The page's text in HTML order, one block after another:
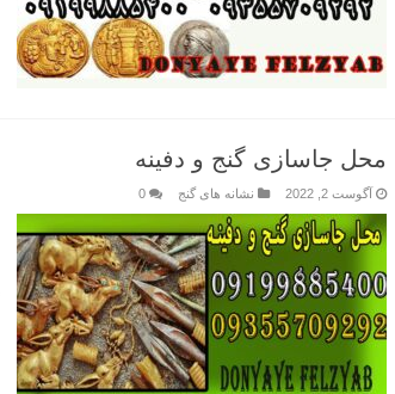
محل جاسازی گنج و دفینه
آگوست 2, 2022 نشانه های گنج 0